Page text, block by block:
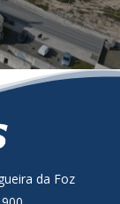
da Foz